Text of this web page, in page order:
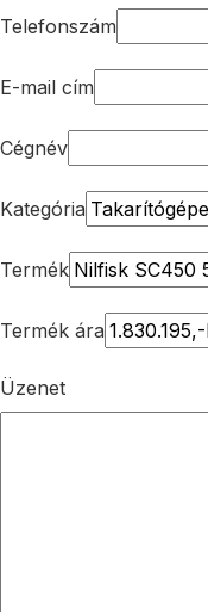
Telefonszám
E-mail cím
Cégnév
Kategória
Termék
Termék ára
Üzenet